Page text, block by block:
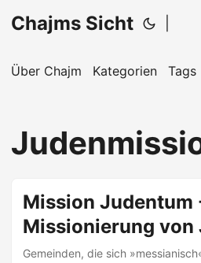
Chajms Sicht
Über Chajm Kategorien Tags
Mission Judentum
Missionierung von
Gemeinden, die sich